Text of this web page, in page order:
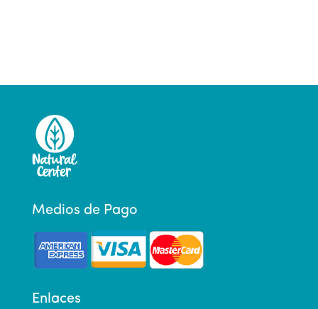
Medios de Pago
Enlaces